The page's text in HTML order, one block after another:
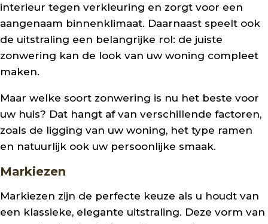
interieur tegen verkleuring en zorgt voor een
aangenaam binnenklimaat. Daarnaast speelt ook
de uitstraling een belangrijke rol: de juiste
zonwering kan de look van uw woning compleet
maken.
Maar welke soort zonwering is nu het beste voor
uw huis? Dat hangt af van verschillende factoren,
zoals de ligging van uw woning, het type ramen
en natuurlijk ook uw persoonlijke smaak.
Markiezen
Markiezen zijn de perfecte keuze als u houdt van
een klassieke, elegante uitstraling. Deze vorm van